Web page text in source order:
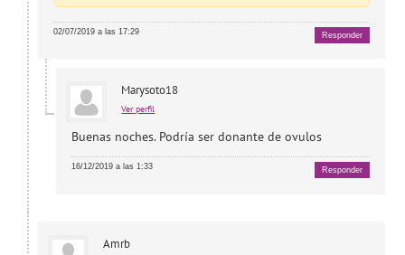
02/07/2019 a las 17:29 Responder
Marysoto18
Ver perfil
Buenas noches. Podría ser donante de ovulos
16/12/2019 a las 1:33 Responder
Amrb